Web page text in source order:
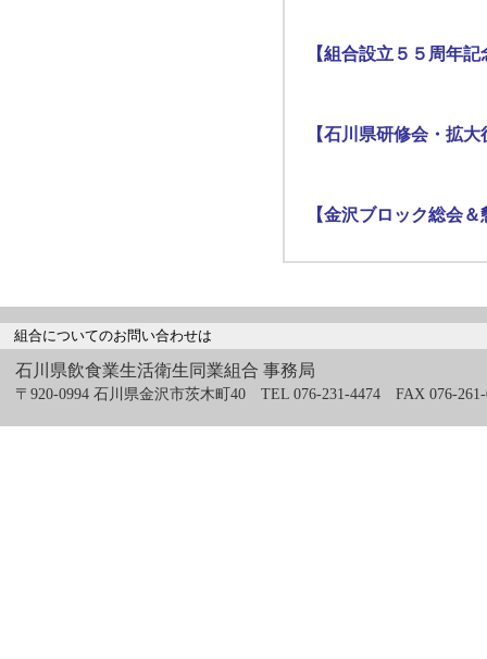
【組合設立５５周年
【石川県研修会・拡
【金沢ブロック総会
組合についてのお問い合わせは
石川県飲食業生活衛生同業組合 事務局
〒920-0994 石川県金沢市茨木町40 TEL 076-231-4474 FAX 076-261-